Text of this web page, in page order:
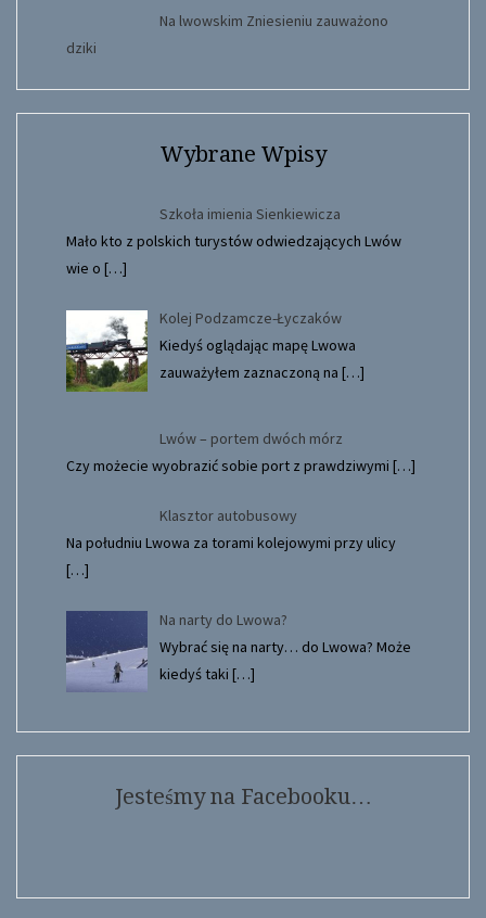
Na lwowskim Zniesieniu zauważono
dziki
Wybrane Wpisy
Szkoła imienia Sienkiewicza
Mało kto z polskich turystów odwiedzających Lwów
wie o […]
Kolej Podzamcze-Łyczaków
Kiedyś oglądając mapę Lwowa
zauważyłem zaznaczoną na […]
Lwów – portem dwóch mórz
Czy możecie wyobrazić sobie port z prawdziwymi […]
Klasztor autobusowy
Na południu Lwowa za torami kolejowymi przy ulicy
[…]
Na narty do Lwowa?
Wybrać się na narty… do Lwowa? Może
kiedyś taki […]
Jesteśmy na Facebooku…